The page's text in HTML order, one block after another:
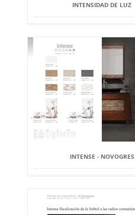
INTENSIDAD DE LUZ
INTENSE - NOVOGRES